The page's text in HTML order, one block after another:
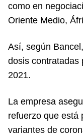
como en
Oriente Medio,
Así, según
dosis contratadas
2021.
La empresa
refuerzo que está
variantes de